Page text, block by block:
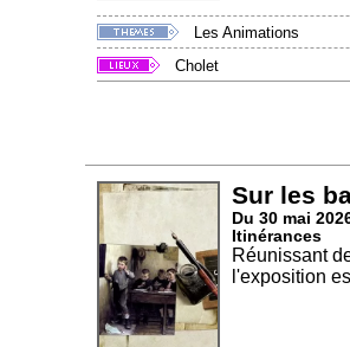
Les Animations
Cholet
Sur les
Du 30 mai
Itinérances
Réunissant
l'exposition